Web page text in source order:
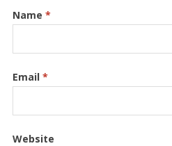
Name *
Email *
Website